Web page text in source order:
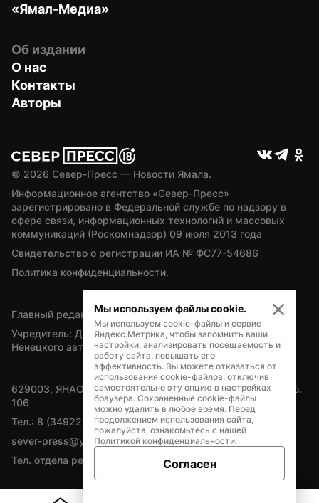
«Ямал-Медиа»
Об издании
О нас
Контакты
Авторы
© 2026 Север-Пресс — Новости Ямала.
Информационное агентство «Север-Пресс»
зарегистрировано в Федеральной службе по надзору в
сфере связи, информационных технологий и массовых
коммуникаций (Роскомнадзор) 09 июля 2013 года
Свидетельство о регистрации ИА № ФС77-54686
Политика конфиденциальности.
Главный редактор — А.Л. Поздеев
Учредитель: Департамент внутренней политики Ямало-
Ненецкого автономного округа
629003, ЯНАО, Салехард, мкр. Богдана Кнунянца, д.1, каб.
106
Тел.: 8 (34922) 71262
sever-press@yamal-media.ru
Тел. отдела рекламы: 8 (34922) 42728
Мы используем файлы cookie.
Мы используем cookie-файлы и сервис
Яндекс.Метрика, чтобы запомнить ваши
настройки, анализировать посещаемость и
работу сайта, повышать его
эффективность. Вы можете отказаться от
использования cookie-файлов, отключив
самостоятельно эту опцию в настройках
браузера. Сохраненные cookie-файлы
можно удалить в любое время. Перед
продолжением использования сайта,
пожалуйста, ознакомьтесь с нашей
Политикой конфиденциальности.
Согласен